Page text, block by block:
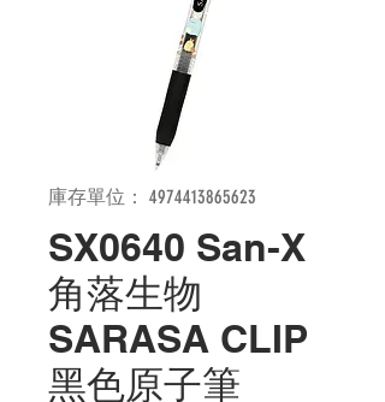
庫存單位： 4974413865623
SX0640 San-X
角落生物
SARASA CLIP
黑色原子筆